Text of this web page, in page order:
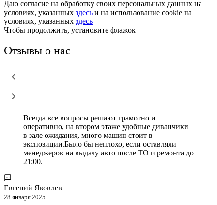
Даю согласие на обработку своих персональных данных на
условиях, указанных здесь и на использование cookie на
условиях, указанных здесь
Чтобы продолжить, установите флажок
Отзывы о нас
Всегда все вопросы решают грамотно и
оперативно, на втором этаже удобные диванчики
в зале ожидания, много машин стоит в
экспозиции.Было бы неплохо, если оставляли
менеджеров на выдачу авто после ТО и ремонта до
21:00.
Евгений Яковлев
28 января 2025